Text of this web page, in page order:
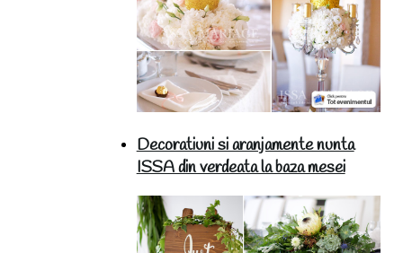
Decoratiuni si aranjamente nunta
ISSA din verdeata la baza mesei